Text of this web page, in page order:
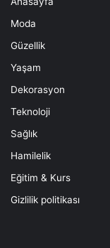
Moda
Güzellik
Yaşam
Dekorasyon
Teknoloji
Sağlık
Hamilelik
Eğitim & Kurs
Gizlilik politikası